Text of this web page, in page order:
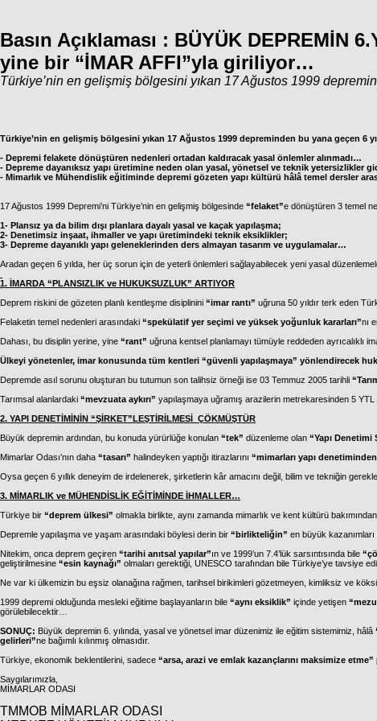
Basın Açıklaması : BÜYÜK DEPREMİN
yine bir “İMAR AFFI”yla giriliyor…
Türkiye’nin en gelişmiş bölgesini yıkan 17 Ağustos 1999
Türkiye’nin en gelişmiş bölgesini yıkan 17 Ağustos 1999 depreminden bu yana geçen 6
- Depremi felakete dönüştüren nedenleri ortadan kaldıracak yasal önlemler alınmadı…
- Depreme dayanıksız yapı üretimine neden olan yasal, yönetsel ve teknik yetersizlikler
- Mimarlık ve Mühendislik eğitiminde depremi gözeten yapı kültürü hâlâ temel dersler
17 Ağustos 1999 Depremi’ni Türkiye’nin en gelişmiş bölgesinde “felaket”e dönüştüren 3 temel
1- Plansız ya da bilim dışı planlara dayalı yasal ve kaçak yapılaşma;
2- Denetimsiz inşaat, ihmaller ve yapı üretimindeki teknik eksiklikler;
3- Depreme dayanıklı yapı geleneklerinden ders almayan tasarım ve uygulamalar…
Aradan geçen 6 yılda, her üç sorun için de yeterli önlemleri sağlayabilecek yeni yasal
1. İMARDA “PLANSIZLIK ve HUKUKSUZLUK” ARTIYOR
Deprem riskini de gözeten planlı kentleşme disiplinini “imar rantı” uğruna 50 yıldır terk eden
Felaketin temel nedenleri arasındaki “spekülatif yer seçimi ve yüksek yoğunluk kararları”nı
Dahası, bu disiplin yerine, yine “rant” uğruna kentsel planlamayı tümüyle reddeden ayrıcalıklı
Ülkeyi yönetenler, imar konusunda tüm kentleri “güvenli yapılaşmaya” yönlendirecek
Depremde asıl sorunu oluşturan bu tutumun son talihsiz örneği ise 03 Temmuz 2005 tarihli
Tarımsal alanlardaki “mevzuata aykırı” yapılaşmaya uğramış arazilerin metrekaresinden 5
2. YAPI DENETİMİNİN “ŞİRKET”LEŞTİRİLMESİ ÇÖKMÜŞTÜR
Büyük depremin ardından, bu konuda yürürlüğe konulan “tek” düzenleme olan “Yapı Denetimi
Mimarlar Odası’nın daha “tasarı” halindeyken yaptığı itirazlarını “mimarları yapı
Oysa geçen 6 yıllık deneyim de irdelenerek, şirketlerin kâr amacını değil, bilim ve tekniğin
3. MİMARLIK ve MÜHENDİSLİK EĞİTİMİNDE İHMALLER…
Türkiye bir “deprem ülkesi” olmakla birlikte, aynı zamanda mimarlık ve kent kültürü
Depremle yapılaşma ve yaşam arasındaki böylesi derin bir “birlikteliğin” en büyük kazanımları
Nitekim, onca deprem geçiren “tarihi anıtsal yapılar”ın ve 1999’un 7.4’lük sarsıntısında bile
geliştirilmesine “esin kaynağı” olmaları gerektiği, UNESCO tarafından bile Türkiye’ye tavsiye
Ne var ki ülkemizin bu eşsiz olanağına rağmen, tarihsel birikimleri gözetmeyen, kimliksiz ve
1999 depremi olduğunda mesleki eğitime başlayanların bile “aynı eksiklik” içinde yetişen
görülebilecektir…
SONUÇ: Büyük depremin 6. yılında, yasal ve yönetsel imar düzenimiz ile eğitim sistemimiz, hâlâ
gelirleri”ne bağımlı kılınmış olmasıdır.
Türkiye, ekonomik beklentilerini, sadece “arsa, arazi ve emlak kazançlarını maksimize etme”
Saygılarımızla,
MİMARLAR ODASI
TMMOB MİMARLAR ODASI